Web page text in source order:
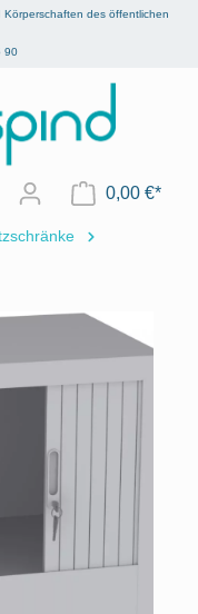
des öffentlichen
90
0,00 €*